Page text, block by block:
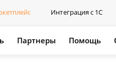
Интеграция с 1С
Партнеры Помощь